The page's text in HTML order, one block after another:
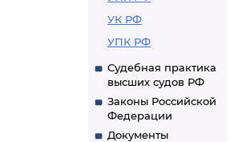
УК РФ
УПК РФ
Судебная практика
высших судов РФ
Законы Российской
Федерации
Документы